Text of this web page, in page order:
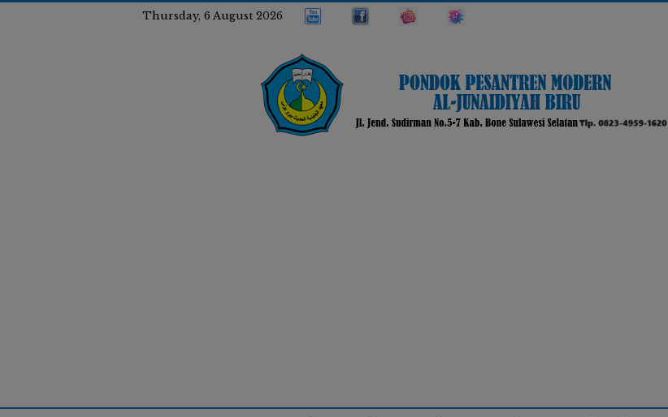
Thursday, 6 August 2026